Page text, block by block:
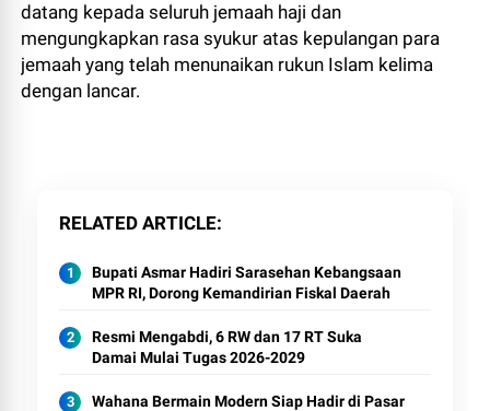
datang kepada seluruh jemaah haji dan
mengungkapkan rasa syukur atas kepulangan para
jemaah yang telah menunaikan rukun Islam kelima
dengan lancar.
RELATED ARTICLE
Bupati Asmar Hadiri Sarasehan Kebangsaan
MPR RI, Dorong Kemandirian Fiskal Daerah
Resmi Mengabdi, 6 RW dan 17 RT Suka
Damai Mulai Tugas 2026-2029
Wahana Bermain Modern Siap Hadir di Pasar